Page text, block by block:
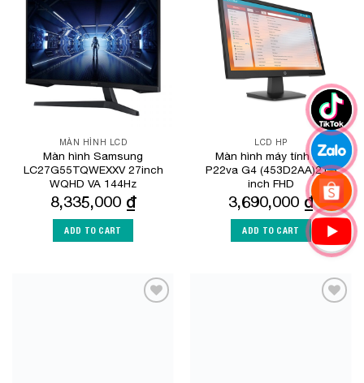
Add to
Wishlist
MÀN HÌNH LCD
Màn hình Samsung
LC27G55TQWEXXV 27inch
WQHD VA 144Hz
8,335,000 ₫
ADD TO CART
Wishlist
LCD HP
Màn hình máy tính HP
P22va G4 (453D2AA)21.5
inch FHD
3,690,000 ₫
ADD TO CART